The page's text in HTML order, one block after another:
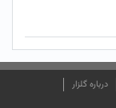
درباره گلزار